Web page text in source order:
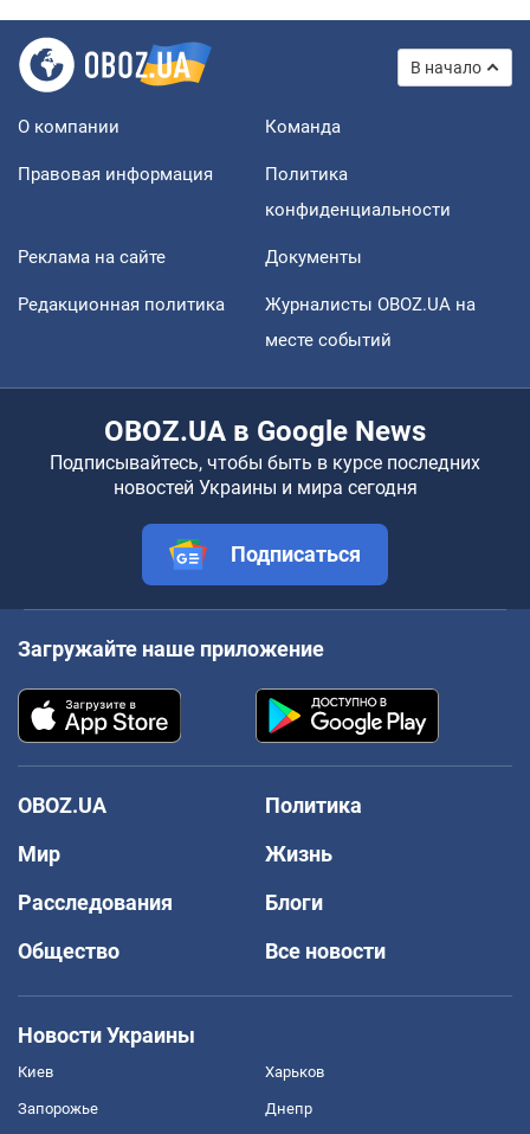
В начало
О компании Команда
Правовая информация
Политика
конфиденциальности
Реклама на сайте Документы
Редакционная политика
Журналисты OBOZ.UA на
месте событий
OBOZ.UA в Google News
Подписывайтесь, чтобы быть в курсе последних
новостей Украины и мира сегодня
Подписаться
Загружайте наше приложение
OBOZ.UA
Политика
Мир
Жизнь
Расследования
Блоги
Общество
Все новости
Новости Украины
Киев Харьков
Запорожье Днепр